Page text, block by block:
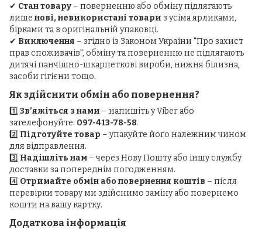
✔ Стан товару – поверненню або обміну підлягають
лише нові, невикористані товари з усіма ярликами,
бірками та в оригінальній упаковці.
✔ Виключення – згідно із Законом України "Про захист
прав споживачів", обміну та поверненню не підлягають
дитячі панчішно-шкарпеткові вироби, нижня білизна,
засоби гігієни тощо.
Як здійснити обмін або повернення?
1️⃣ Зв’яжіться з нами – напишіть у Viber або
зателефонуйте: 097-413-78-58.
2️⃣ Підготуйте товар – упакуйте його належним чином
для відправлення.
3️⃣ Надішліть нам – через Нову Пошту або іншу службу
доставки за попереднім погодженням.
4️⃣ Отримайте обмін або повернення коштів – після
перевірки товару ми здійснимо заміну або повернемо
кошти на вашу картку.
Додаткова інформація